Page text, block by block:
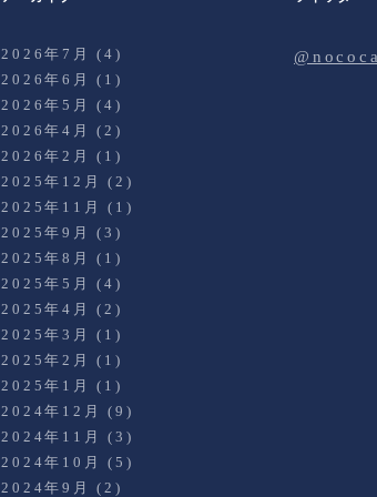
2026年7月
(4)
2026年6月
(1)
2026年5月
(4)
2026年4月
(2)
2026年2月
(1)
2025年12月
(2)
2025年11月
(1)
2025年9月
(3)
2025年8月
(1)
2025年5月
(4)
2025年4月
(2)
2025年3月
(1)
2025年2月
(1)
2025年1月
(1)
2024年12月
(9)
2024年11月
(3)
2024年10月
(5)
2024年9月
(2)